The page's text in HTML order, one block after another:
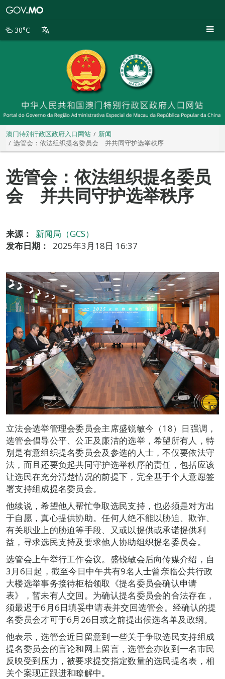
别
30°C
澳门特别行政区政府入口网站
新闻
选管会：依法组织提名委员会 并共同守护选举秩序
选管会：依法组织提名委员
会 并共同守护选举秩序
来源：
新闻局（GCS）
发布日期：
2025年3月18日 16:37
立法会选举管理会委员会主席盛锐敏今（18）日强调，
选管会倡导公平、公正及廉洁的选举，希望所有人，特
别是有意组织提名委员会及参选的人士，不仅要依法守
法，而且还要负起共同守护选举秩序的责任，包括应该
让选民在充分清楚情况的前提下，完全基于个人意愿签
署支持组成提名委员会。
他续说，希望他人帮忙争取选民支持，也必须是对方出
于自愿，真心提供协助。任何人绝不能以胁迫、欺诈、
有关职业上的胁迫等手段、又或以提供或承诺提供利
益，寻求选民支持及要求他人协助组织提名委员会。
选管会上午举行工作会议。盛锐敏会后向传媒介绍，自
3月6日起，截至今日中午共有9名人士曾亲临公共行政
大楼选举事务接待柜枱领取《提名委员会确认申请
表》，暂未有人交回。为确认提名委员会的合法存在，
须最迟于6月6日填妥申请表并交回选管会。经确认的提
名委员会才可于6月26日或之前提出候选名单及政纲。
他表示，选管会近日留意到一些关于争取选民支持组成
提名委员会的言论和网上留言，选管会亦收到一名市民
反映受到压力，被要求提交指定数量的选民提名表，相
关个案现正跟进和瞭解中。